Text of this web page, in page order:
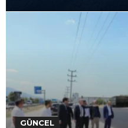
GÜNCEL